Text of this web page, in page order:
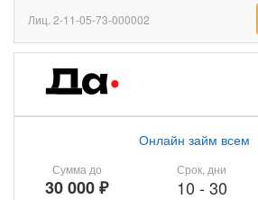
Лиц. 2-11-05-73-000002
Сумма до
30 000 ₽
Онлайн займ всем
Срок, дни
10 - 30